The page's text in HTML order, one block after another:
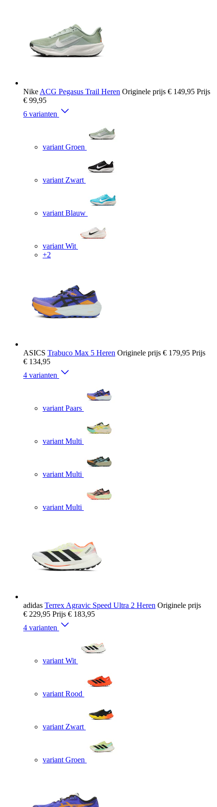
Nike ACG Pegasus Trail Heren Originele prijs € 149,95 Prijs
€ 99,95
6 varianten
variant Groen
variant Zwart
variant Blauw
variant Wit
+2
ASICS Trabuco Max 5 Heren Originele prijs € 179,95 Prijs
€ 134,95
4 varianten
variant Paars
variant Multi
variant Multi
variant Multi
adidas Terrex Agravic Speed Ultra 2 Heren Originele prijs
€ 229,95 Prijs € 183,95
4 varianten
variant Wit
variant Rood
variant Zwart
variant Groen